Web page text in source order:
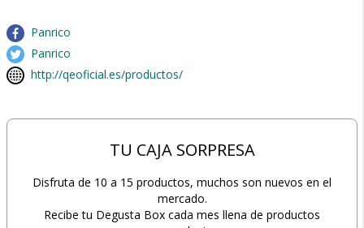
Panrico
Panrico
http://qeoficial.es/productos/
TU CAJA SORPRESA
Disfruta de 10 a 15 productos, muchos son nuevos en el
mercado.
Recibe tu Degusta Box cada mes llena de productos